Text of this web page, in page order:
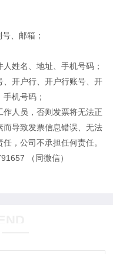
、邮箱；
姓名、地址、手机号码；
开户行、开户行账号、开
机号码；
人员，否则发票将无法正
而导致发票信息错误、无法
，公司不承担任何责任。
（同微信）